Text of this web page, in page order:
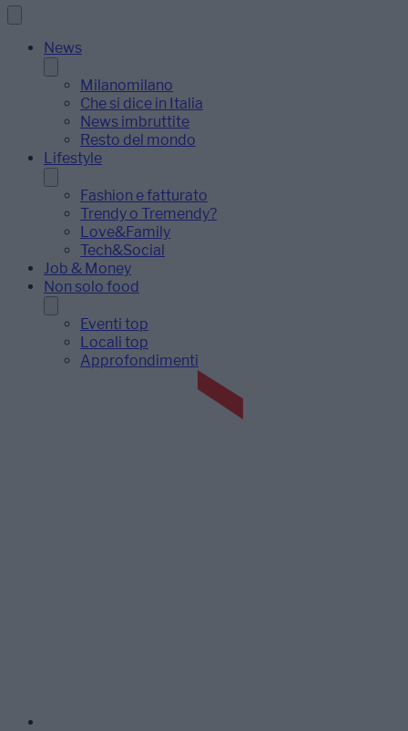
News
Milanomilano
Che si dice in Italia
News imbruttite
Resto del mondo
Lifestyle
Fashion e fatturato
Trendy o Tremendy?
Love&Family
Tech&Social
Job & Money
Non solo food
Eventi top
Locali top
Approfondimenti